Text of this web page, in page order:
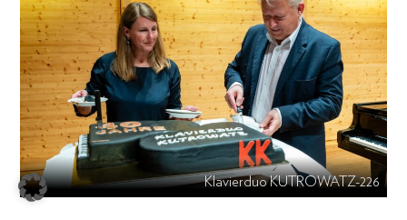
Klavierduo KUTROWATZ-226